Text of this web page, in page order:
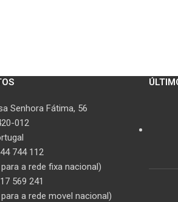
Senhora Fátima, 56
012
744 112
a rede fixa nacional)
569 241
a rede movel nacional)